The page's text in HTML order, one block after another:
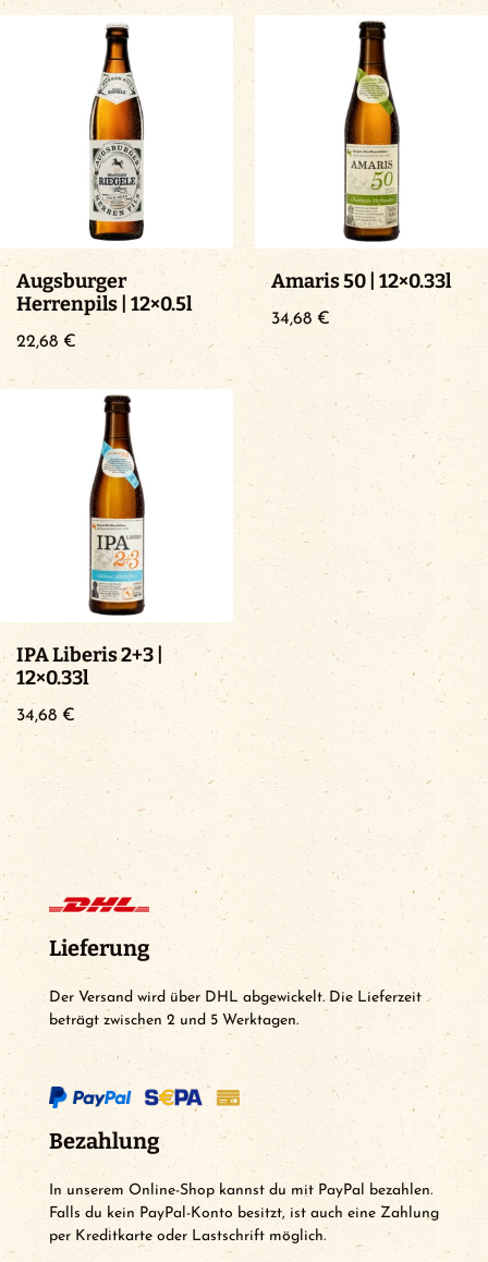
Augsburger
Herrenpils | 12×0.5l
22,68 €
Amaris 50 | 12×0.33l
34,68 €
IPA Liberis 2+3 |
12×0.33l
34,68 €
Lieferung
Der Versand wird über DHL abgewickelt. Die Lieferzeit
beträgt zwischen 2 und 5 Werktagen.
Bezahlung
In unserem Online-Shop kannst du mit PayPal bezahlen.
Falls du kein PayPal-Konto besitzt, ist auch eine Zahlung
per Kreditkarte oder Lastschrift möglich.